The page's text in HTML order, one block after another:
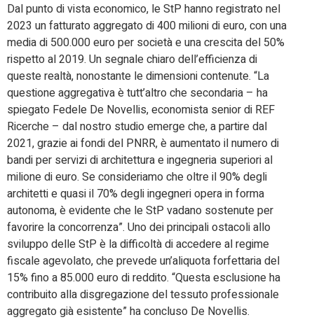
Dal punto di vista economico, le StP hanno registrato nel
2023 un fatturato aggregato di 400 milioni di euro, con una
media di 500.000 euro per società e una crescita del 50%
rispetto al 2019. Un segnale chiaro dell’efficienza di
queste realtà, nonostante le dimensioni contenute. “La
questione aggregativa è tutt’altro che secondaria – ha
spiegato Fedele De Novellis, economista senior di REF
Ricerche – dal nostro studio emerge che, a partire dal
2021, grazie ai fondi del PNRR, è aumentato il numero di
bandi per servizi di architettura e ingegneria superiori al
milione di euro. Se consideriamo che oltre il 90% degli
architetti e quasi il 70% degli ingegneri opera in forma
autonoma, è evidente che le StP vadano sostenute per
favorire la concorrenza”. Uno dei principali ostacoli allo
sviluppo delle StP è la difficoltà di accedere al regime
fiscale agevolato, che prevede un’aliquota forfettaria del
15% fino a 85.000 euro di reddito. “Questa esclusione ha
contribuito alla disgregazione del tessuto professionale
aggregato già esistente” ha concluso De Novellis.